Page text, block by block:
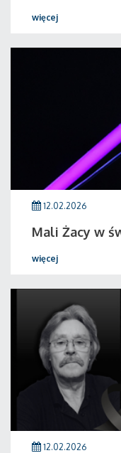
więcej
12.02.2026
Mali Żacy w
więcej
12.02.2026